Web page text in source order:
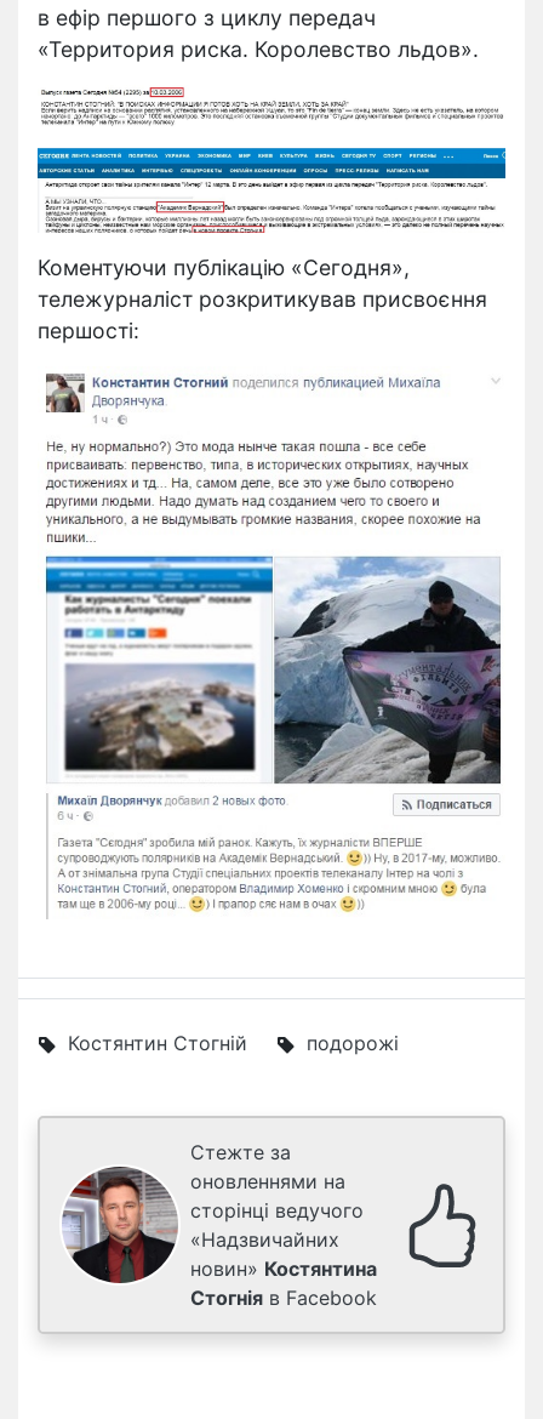
в ефір першого з циклу передач
«Территория риска. Королевство льдов».
Коментуючи публікацію «Сегодня»,
тележурналіст розкритикував присвоєння
першості:
Костянтин Стогній подорожі
Стежте за
оновленнями на
сторінці ведучого
«Надзвичайних
новин» Костянтина
Стогнія в Facebook